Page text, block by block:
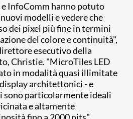
InfoComm hanno potuto
modelli e vedere che
dei pixel più fine in termini
del colore e continuità",
esecutivo della
Christie. "MicroTiles LED
in modalità quasi illimitate
architettonici - e
sono particolarmente ideali
e altamente